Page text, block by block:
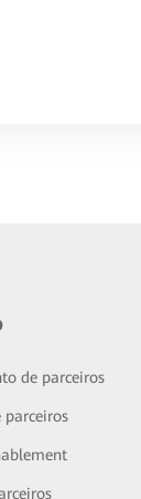
de parceiros
parceiros